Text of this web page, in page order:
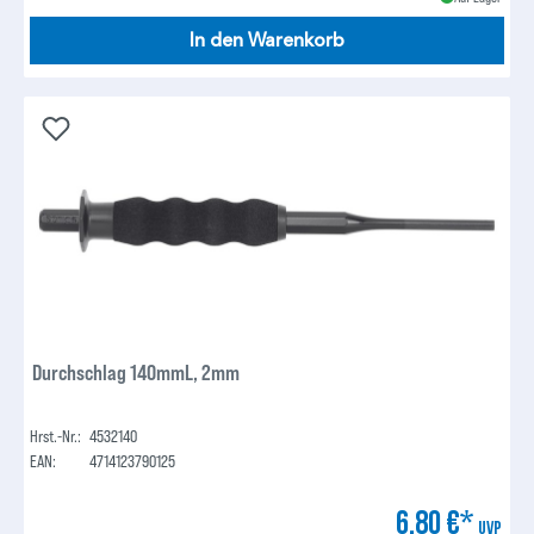
In den Warenkorb
Durchschlag 140mmL, 2mm
Hrst.-Nr.: 4532140
EAN:
4714123790125
6,80 €* UVP